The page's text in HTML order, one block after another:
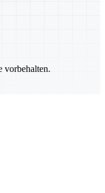
vorbehalten.